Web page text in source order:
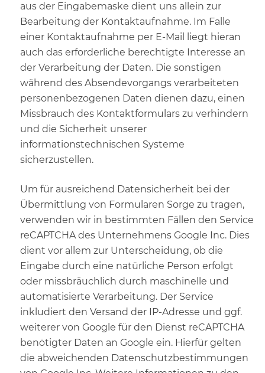
aus der Eingabemaske dient uns allein zur
Bearbeitung der Kontaktaufnahme. Im Falle
einer Kontaktaufnahme per E-Mail liegt hieran
auch das erforderliche berechtigte Interesse an
der Verarbeitung der Daten. Die sonstigen
während des Absendevorgangs verarbeiteten
personenbezogenen Daten dienen dazu, einen
Missbrauch des Kontaktformulars zu verhindern
und die Sicherheit unserer
informationstechnischen Systeme
sicherzustellen.
Um für ausreichend Datensicherheit bei der
Übermittlung von Formularen Sorge zu tragen,
verwenden wir in bestimmten Fällen den Service
reCAPTCHA des Unternehmens Google Inc. Dies
dient vor allem zur Unterscheidung, ob die
Eingabe durch eine natürliche Person erfolgt
oder missbräuchlich durch maschinelle und
automatisierte Verarbeitung. Der Service
inkludiert den Versand der IP-Adresse und ggf.
weiterer von Google für den Dienst reCAPTCHA
benötigter Daten an Google ein. Hierfür gelten
die abweichenden Datenschutzbestimmungen